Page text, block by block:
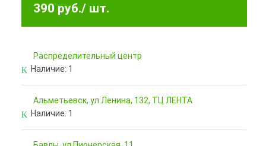
390 руб./ шт.
Pаспределительный центр
Наличие: 1
Альметьевск, ул.Ленина, 132, ТЦ ЛЕНТА
Наличие: 1